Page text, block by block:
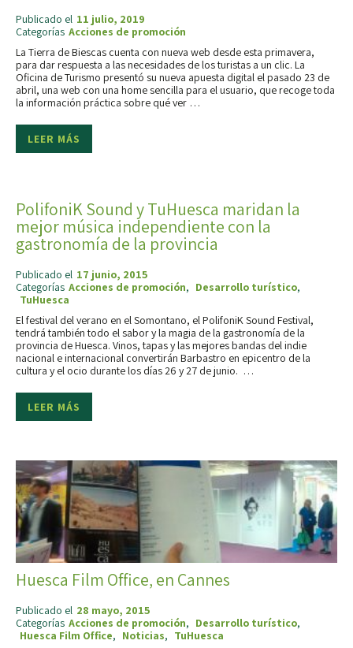
Publicado el 11 julio, 2019
Categorías Acciones de promoción
La Tierra de Biescas cuenta con nueva web desde esta primavera,
para dar respuesta a las necesidades de los turistas a un clic. La
Oficina de Turismo presentó su nueva apuesta digital el pasado 23 de
abril, una web con una home sencilla para el usuario, que recoge toda
la información práctica sobre qué ver …
LEER MÁS
PolifoniK Sound y TuHuesca maridan la
mejor música independiente con la
gastronomía de la provincia
Publicado el 17 junio, 2015
Categorías Acciones de promoción, Desarrollo turístico,
TuHuesca
El festival del verano en el Somontano, el PolifoniK Sound Festival,
tendrá también todo el sabor y la magia de la gastronomía de la
provincia de Huesca. Vinos, tapas y las mejores bandas del indie
nacional e internacional convertirán Barbastro en epicentro de la
cultura y el ocio durante los días 26 y 27 de junio. …
LEER MÁS
Huesca Film Office, en Cannes
Publicado el 28 mayo, 2015
Categorías Acciones de promoción, Desarrollo turístico,
Huesca Film Office, Noticias, TuHuesca